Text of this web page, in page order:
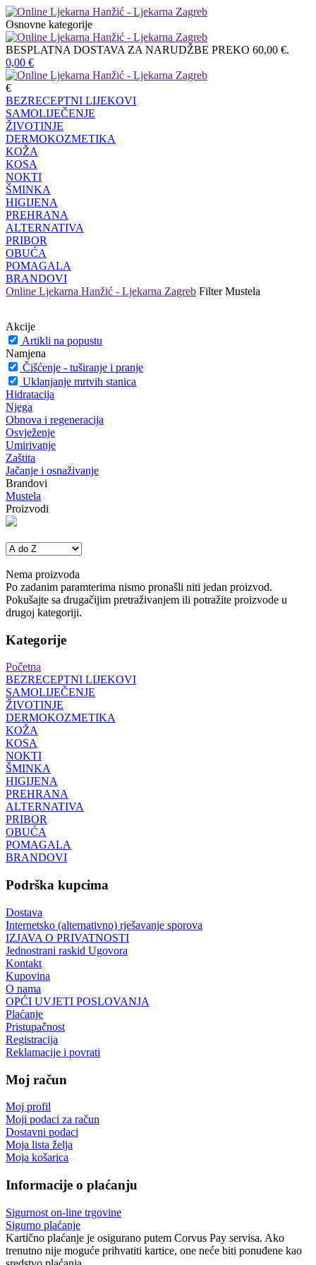
Osnovne kategorije
BESPLATNA DOSTAVA ZA NARUDŽBE PREKO 60,00 €.
0,00 €
€
BEZRECEPTNI LIJEKOVI
SAMOLIJEČENJE
ŽIVOTINJE
DERMOKOZMETIKA
KOŽA
KOSA
NOKTI
ŠMINKA
HIGIJENA
PREHRANA
ALTERNATIVA
PRIBOR
OBUĆA
POMAGALA
BRANDOVI
Online Ljekarna Hanžić - Ljekarna Zagreb Filter Mustela
Akcije
Artikli na popustu
Namjena
Čišćenje - tuširanje i pranje
Uklanjanje mrtvih stanica
Hidratacija
Njega
Obnova i regeneracija
Osvježenje
Umirivanje
Zaštita
Jačanje i osnaživanje
Brandovi
Mustela
Proizvodi
Nema proizvoda
Po zadanim paramterima nismo pronašli niti jedan proizvod.
Pokušajte sa drugačijim pretraživanjem ili potražite proizvode u
drugoj kategoriji.
Kategorije
Početna
BEZRECEPTNI LIJEKOVI
SAMOLIJEČENJE
ŽIVOTINJE
DERMOKOZMETIKA
KOŽA
KOSA
NOKTI
ŠMINKA
HIGIJENA
PREHRANA
ALTERNATIVA
PRIBOR
OBUĆA
POMAGALA
BRANDOVI
Podrška kupcima
Dostava
Internetsko (alternativno) rješavanje sporova
IZJAVA O PRIVATNOSTI
Jednostrani raskid Ugovora
Kontakt
Kupovina
O nama
OPĆI UVJETI POSLOVANJA
Plaćanje
Pristupačnost
Registracija
Reklamacije i povrati
Moj račun
Moj profil
Moji podaci za račun
Dostavni podaci
Moja lista želja
Moja košarica
Informacije o plaćanju
Sigurnost on-line trgovine
Sigurno plaćanje
Kartično plaćanje je osigurano putem Corvus Pay servisa. Ako
trenutno nije moguće prihvatiti kartice, one neće biti ponuđene kao